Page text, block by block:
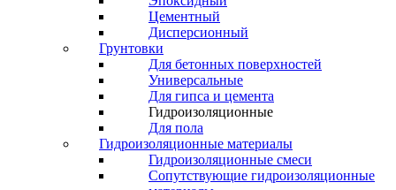
Цементный
Дисперсионный
Грунтовки
Для бетонных поверхностей
Универсальные
Для гипса и цемента
Гидроизоляционные
Для пола
Гидроизоляционные материалы
Гидроизоляционные смеси
Сопутствующие гидроизоляционные